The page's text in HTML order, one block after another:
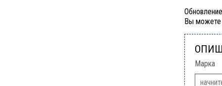
Вы можете
Марка